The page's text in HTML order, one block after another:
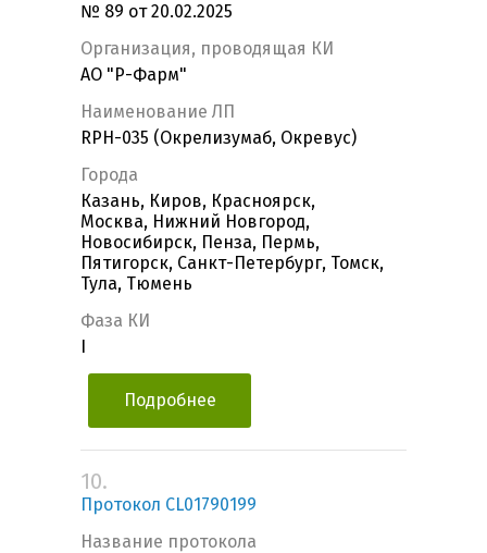
№ 89 от 20.02.2025
Организация, проводящая КИ
АО "Р-Фарм"
Наименование ЛП
RPH-035 (Окрелизумаб, Окревус)
Города
Казань, Киров, Красноярск,
Москва, Нижний Новгород,
Новосибирск, Пенза, Пермь,
Пятигорск, Санкт-Петербург, Томск,
Тула, Тюмень
Фаза КИ
Подробнее
10.
Протокол CL01790199
Название протокола